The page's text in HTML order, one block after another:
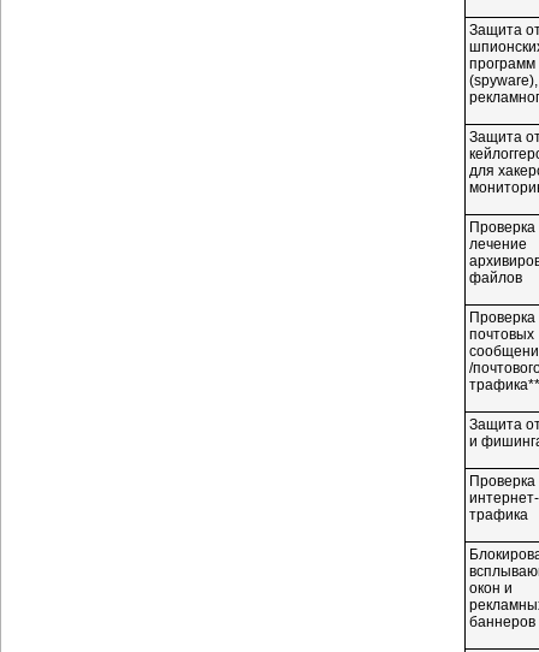
Защита
программ
(spyware),
Защита
для
Проверка
лечение
файлов
Проверка
почтовых
/
Защита
и
Проверка
интернет-
трафика
окон и
баннеров